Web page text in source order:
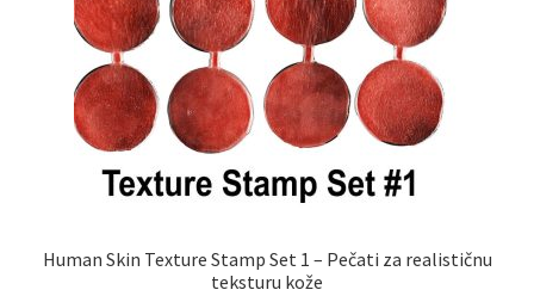
Human Skin Texture Stamp Set 1 – Pečati za realističnu
teksturu kože